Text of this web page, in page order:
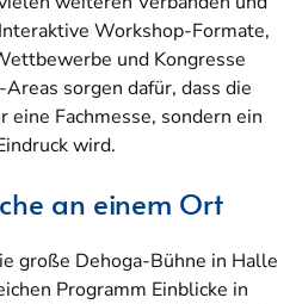
Workshop-Formate,
und Kongresse
sorgen dafür, dass die
eine Fachmesse, sondern ein
wird.
an einem Ort
große Dehoga-Bühne in Halle
Programm Einblicke in